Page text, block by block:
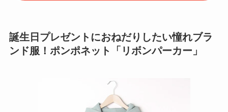
誕生日プレゼントにおねだりしたい憧れブラ
ンド服！ポンポネット「リボンパーカー」